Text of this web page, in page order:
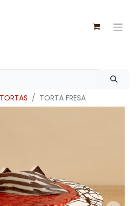
TORTAS TORTA FRESA